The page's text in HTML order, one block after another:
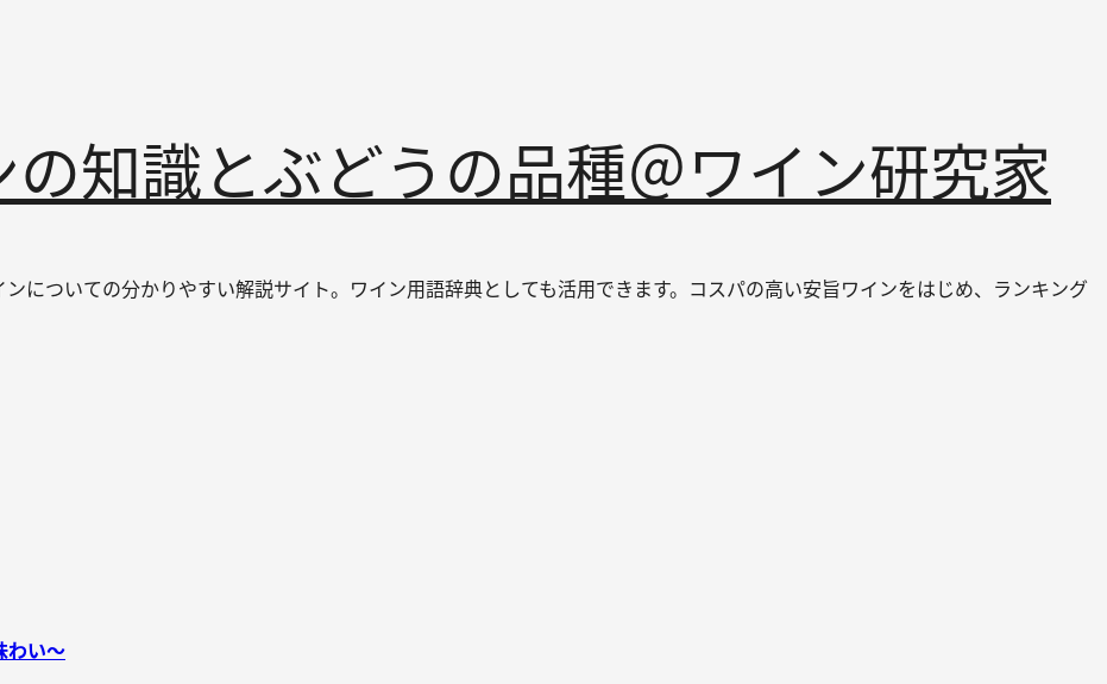
知識とぶどうの品種＠ワイン研究家
についての分かりやすい解説サイト。ワイン用語辞典としても活用できます。コスパの高い安旨ワインをはじめ、ランキング
わい～